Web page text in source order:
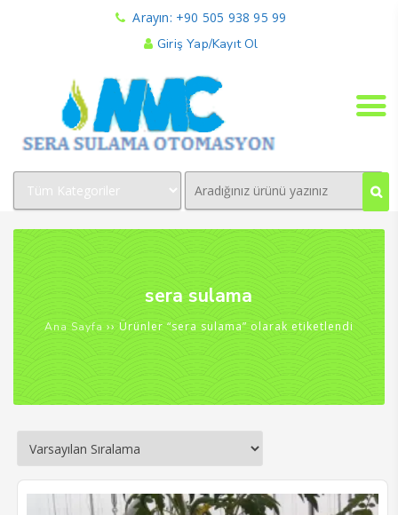
Arayın: +90 505 938 95 99
Giriş Yap/Kayıt Ol
sera sulama
Ana Sayfa ›› Ürünler “sera sulama” olarak etiketlendi